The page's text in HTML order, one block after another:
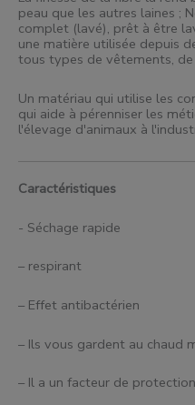
peau que les autres laines ;
complet (lavé), prêt à être
une matière utilisée depuis
tous types de vêtements,
Un matériau qui utilise les
qui aide à pérenniser les
l'élevage d'animaux à
Caractéristiques
- Séchage rapide
– respirant
– Effet antibactérien
– Ils vous gardent au chaud
– Il a un facteur de